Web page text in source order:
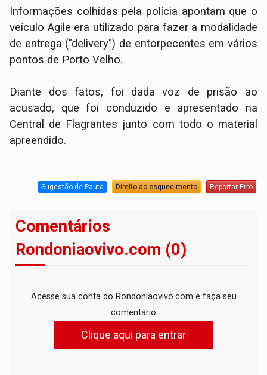
Informações colhidas pela polícia apontam que o
veículo Agile era utilizado para fazer a modalidade
de entrega ("delivery") de entorpecentes em vários
pontos de Porto Velho.
​Diante dos fatos, foi dada voz de prisão ao
acusado, que foi conduzido e apresentado na
Central de Flagrantes junto com todo o material
apreendido.
Sugestão de Pauta Direito ao esquecimento Reportar Erro
Comentários
Rondoniaovivo.com (0)
Acesse sua conta do Rondoniaovivo.com e faça seu
comentário
Clique aqui para entrar